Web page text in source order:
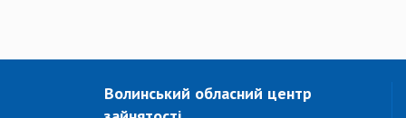
Волинський обласний центр